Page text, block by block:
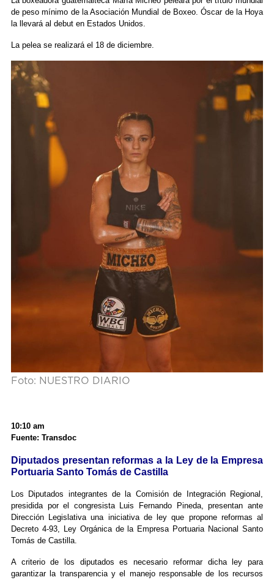
de peso mínimo de la Asociación Mundial de Boxeo. Óscar de la Hoya
la llevará al debut en Estados Unidos.
La pelea se realizará el 18 de diciembre.
Foto: NUESTRO DIARIO
10:10 am
Fuente: Transdoc
Diputados presentan reformas a la Ley de la Empresa
Portuaria Santo Tomás de Castilla
Los Diputados integrantes de la Comisión de Integración Regional,
presidida por el congresista Luis Fernando Pineda, presentan ante
Dirección Legislativa una iniciativa de ley que propone reformas al
Decreto 4-93, Ley Orgánica de la Empresa Portuaria Nacional Santo
Tomás de Castilla.
A criterio de los diputados es necesario reformar dicha ley para
garantizar la transparencia y el manejo responsable de los recursos